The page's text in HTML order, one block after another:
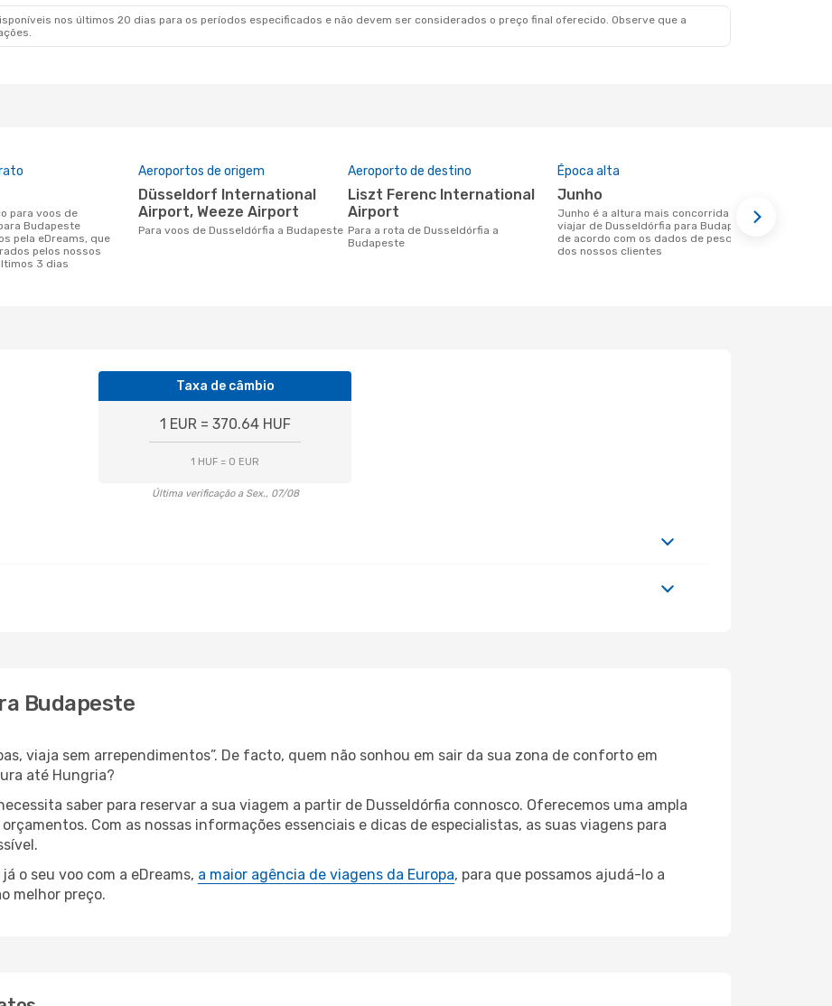
nos últimos 20 dias para os períodos especificados e não devem ser considerados o preço final oferecido. Observe que a
Budapeste
pela eDreams, que
pelos nossos
3 dias
Aeroportos de origem
Düsseldorf International
Airport, Weeze Airport
Para voos de Dusseldórfia a Budapeste
Aeroporto de destino
Liszt Ferenc International
Airport
Para a rota de Dusseldórfia a
Budapeste
Época alta
junho
junho é a altura mais concorrida para
viajar de Dusseldórfia para Budapeste
de acordo com os dados de pesquisa
dos nossos clientes
Taxa de câmbio
1 EUR = 370.64 HUF
1 HUF = 0 EUR
Última verificação a Sex., 07/08
Budapeste
viaja sem arrependimentos”. De facto, quem não sonhou em sair da sua zona de conforto em
até Hungria?
saber para reservar a sua viagem a partir de Dusseldórfia connosco. Oferecemos uma ampla
Com as nossas informações essenciais e dicas de especialistas, as suas viagens para
o seu voo com a eDreams, a maior agência de viagens da Europa, para que possamos ajudá-lo a
melhor preço.